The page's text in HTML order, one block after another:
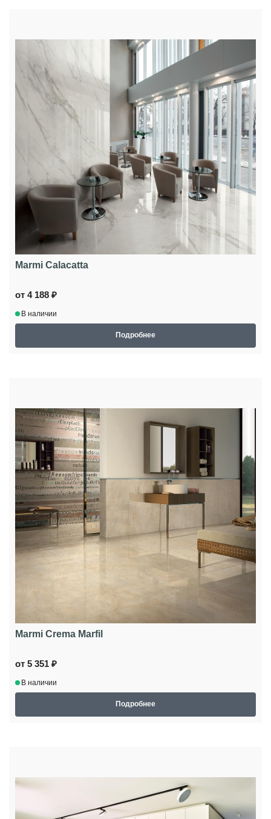
Marmi Calacatta
от 4 188 ₽
В наличии
Подробнее
Marmi Crema Marfil
от 5 351 ₽
В наличии
Подробнее